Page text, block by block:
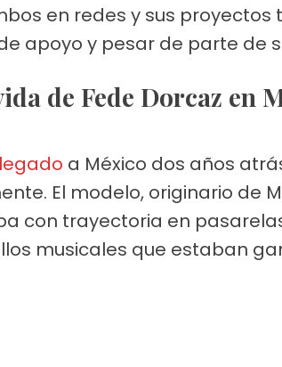
en redes y sus proyectos
apoyo y pesar de parte de
de Fede Dorcaz en
a México dos años
El modelo, originario de
con trayectoria en
musicales que estaban